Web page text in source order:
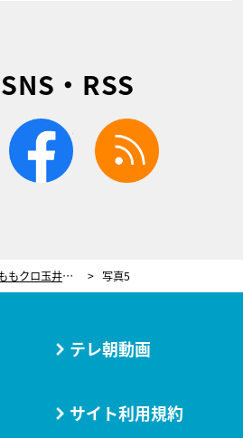
・RSS
facebook
ももクロ玉井詩織「ちょっとハッキリさせていいですか？」自分の待遇に物申す！ 写真5
テレ朝動画
サイト利用規約